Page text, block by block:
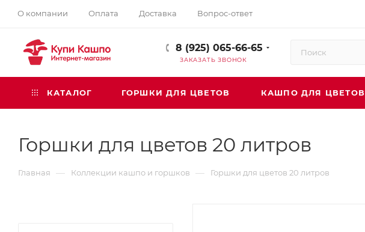
О компании Оплата Доставка Вопрос-ответ
8 (925) 065-66-65
ЗАКАЗАТЬ ЗВОНОК
КАТАЛОГ ГОРШКИ ДЛЯ ЦВЕТОВ КАШПО ДЛЯ ЦВЕТОВ
Горшки для цветов 20 литров
Главная — Коллекции кашпо и горшков — Горшки для цветов 20 литров